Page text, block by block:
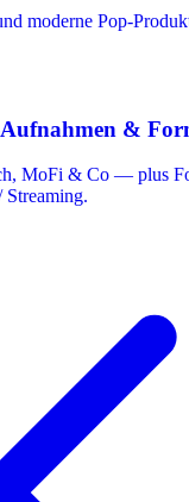
moderne Pop-
&
MoFi & Co — plus